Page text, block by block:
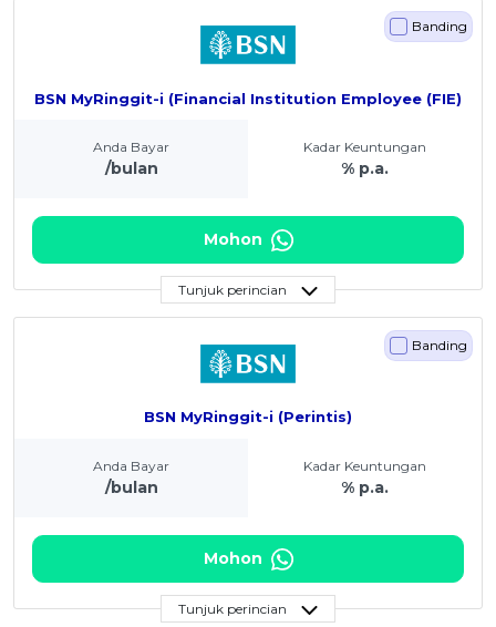
BSN MyRinggit-i (Financial Institution Employee (FIE)
Banding
Anda Bayar
/bulan
Kadar Keuntungan
% p.a.
Mohon
Tunjuk perincian
BSN MyRinggit-i (Perintis)
Banding
Anda Bayar
/bulan
Kadar Keuntungan
% p.a.
Mohon
Tunjuk perincian